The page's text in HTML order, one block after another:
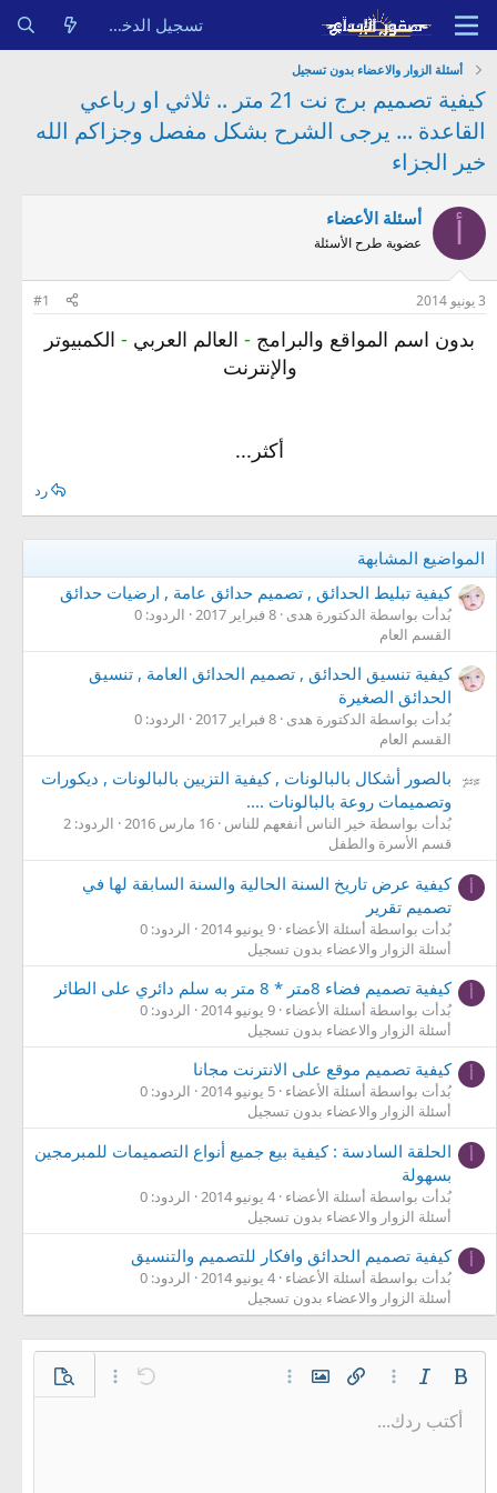
تسجيل الدخول
أسئلة الزوار والاعضاء بدون تسجيل
كيفية تصميم برج نت 21 متر .. ثلاثي او رباعي
القاعدة ... يرجى الشرح بشكل مفصل وجزاكم الله
خير الجزاء
أسئلة الأعضاء
عضوية طرح الأسئلة
3 يونيو 2014 #1
بدون اسم المواقع والبرامج - العالم العربي - الكمبيوتر
والإنترنت
أكثر...
رد
المواضيع المشابهة
كيفية تبليط الحدائق , تصميم حدائق عامة , ارضيات حدائق
بُدأت بواسطة الدكتورة هدى 8 فبراير 2017
الردود: 0
القسم العام
كيفية تنسيق الحدائق , تصميم الحدائق العامة , تنسيق
الحدائق الصغيرة
بُدأت بواسطة الدكتورة هدى 8 فبراير 2017
الردود: 0
القسم العام
بالصور أشكال بالبالونات , كيفية التزيين بالبالونات , ديكورات
وتصميمات روعة بالبالونات ....
بُدأت بواسطة خير الناس أنفعهم للناس 16 مارس 2016
الردود: 2
قسم الأسرة والطفل
كيفية عرض تاريخ السنة الحالية والسنة السابقة لها في
تصميم تقرير
بُدأت بواسطة أسئلة الأعضاء 9 يونيو 2014
الردود: 0
أسئلة الزوار والاعضاء بدون تسجيل
كيفية تصميم فضاء 8متر * 8 متر به سلم دائري على الطائر
بُدأت بواسطة أسئلة الأعضاء 9 يونيو 2014
الردود: 0
أسئلة الزوار والاعضاء بدون تسجيل
كيفية تصميم موقع على الانترنت مجانا
بُدأت بواسطة أسئلة الأعضاء 5 يونيو 2014
الردود: 0
أسئلة الزوار والاعضاء بدون تسجيل
الحلقة السادسة : كيفية بيع جميع أنواع التصميمات للمبرمجين
بسهولة
بُدأت بواسطة أسئلة الأعضاء 4 يونيو 2014
الردود: 0
أسئلة الزوار والاعضاء بدون تسجيل
كيفية تصميم الحدائق وافكار للتصميم والتنسيق
بُدأت بواسطة أسئلة الأعضاء 4 يونيو 2014
الردود: 0
أسئلة الزوار والاعضاء بدون تسجيل
غامق مائل خيارات إضافية…
إدراج رابطإدراج صورةخيارات إضافية… تراجع خيارات إضافية…
معاينة
حجم الخط
9
لون النصعائلة الخط الإبتسامات
إقتباسميديا إعادة تبديل الـ BB codeإزالة التنسيقأكتب ردك...